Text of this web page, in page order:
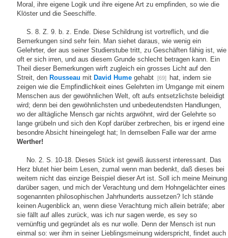
Moral, ihre eigene Logik und ihre eigene Art zu empfinden, so wie die
Klöster und die Seeschiffe.
S. 8. Z. 9. b. z. Ende. Diese Schildrung ist vortreflich, und die
Bemerkungen sind sehr fein. Man siehet daraus, wie wenig ein
Gelehrter, der aus seiner Studierstube tritt, zu Geschäften fähig ist, wie
oft er sich irren, und aus diesem Grunde schlecht betragen kann. Ein
Theil dieser Bemerkungen wirft zugleich ein grosses Licht auf den
Streit, den Rousseau mit David Hume gehabt [69]
hat, indem sie
zeigen wie die Empfindlichkeit eines Gelehrten im Umgange mit einem
Menschen aus der gewöhnlichen Welt, oft aufs entsetzlichste beleidigt
wird; denn bei den gewöhnlichsten und unbedeutendsten Handlungen,
wo der alltägliche Mensch gar nichts argwöhnt, wird der Gelehrte so
lange grübeln und sich den Kopf darüber zerbrechen, bis er irgend eine
besondre Absicht hineingelegt hat; In demselben Falle war der arme
Werther!
No. 2. S. 10-18. Dieses Stück ist gewiß äusserst interessant. Das
Herz blutet hier beim Lesen, zumal wenn man bedenkt, daß dieses bei
weitem nicht das einzige Beispiel dieser Art ist. Soll ich meine Meinung
darüber sagen, und mich der Verachtung und dem Hohngelächter eines
sogenannten philosophischen Jahrhunderts aussetzen? Ich stände
keinen Augenblick an, wenn diese Verachtung mich allein beträfe; aber
sie fällt auf alles zurück, was ich nur sagen werde, es sey so
vernünftig und gegründet als es nur wolle. Denn der Mensch ist nun
einmal so: wer ihm in seiner Lieblingsmeinung widerspricht, findet auch